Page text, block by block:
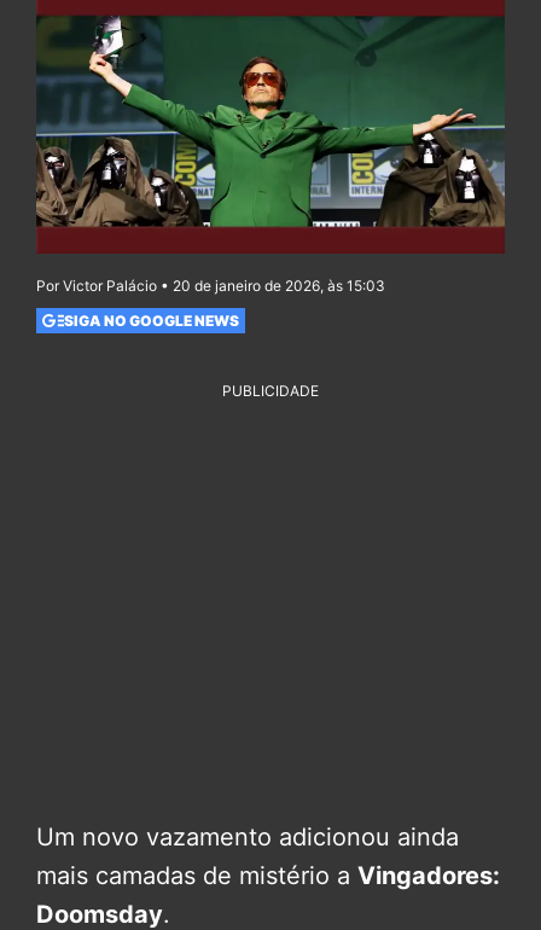
Por Victor Palácio • 20 de janeiro de 2026, às 15:03
SIGA NO GOOGLE NEWS
PUBLICIDADE
Um novo vazamento adicionou ainda
mais camadas de mistério a Vingadores:
Doomsday.